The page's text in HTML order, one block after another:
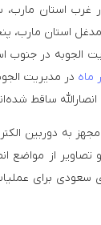
غرب استان مارب،
استان مارب،
الجوبه در جنوب
در مدیریت
ساقط
از مواضع
سعودی برای